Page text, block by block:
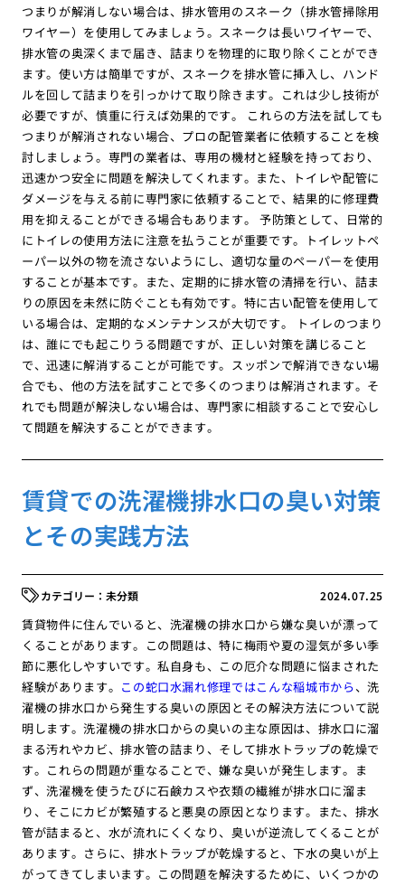
つまりが解消しない場合は、排水管用のスネーク（排水管掃除用
ワイヤー）を使用してみましょう。スネークは長いワイヤーで、
排水管の奥深くまで届き、詰まりを物理的に取り除くことができ
ます。使い方は簡単ですが、スネークを排水管に挿入し、ハンド
ルを回して詰まりを引っかけて取り除きます。これは少し技術が
必要ですが、慎重に行えば効果的です。 これらの方法を試しても
つまりが解消されない場合、プロの配管業者に依頼することを検
討しましょう。専門の業者は、専用の機材と経験を持っており、
迅速かつ安全に問題を解決してくれます。また、トイレや配管に
ダメージを与える前に専門家に依頼することで、結果的に修理費
用を抑えることができる場合もあります。 予防策として、日常的
にトイレの使用方法に注意を払うことが重要です。トイレットペ
ーパー以外の物を流さないようにし、適切な量のペーパーを使用
することが基本です。また、定期的に排水管の清掃を行い、詰ま
りの原因を未然に防ぐことも有効です。特に古い配管を使用して
いる場合は、定期的なメンテナンスが大切です。 トイレのつまり
は、誰にでも起こりうる問題ですが、正しい対策を講じること
で、迅速に解消することが可能です。スッポンで解消できない場
合でも、他の方法を試すことで多くのつまりは解消されます。そ
れでも問題が解決しない場合は、専門家に相談することで安心し
て問題を解決することができます。
賃貸での洗濯機排水口の臭い対策
とその実践方法
2024.07.25
未分類
賃貸物件に住んでいると、洗濯機の排水口から嫌な臭いが漂って
くることがあります。この問題は、特に梅雨や夏の湿気が多い季
節に悪化しやすいです。私自身も、この厄介な問題に悩まされた
経験があります。 この蛇口水漏れ修理ではこんな稲城市から、洗
濯機の排水口から発生する臭いの原因とその解決方法について説
明します。洗濯機の排水口からの臭いの主な原因は、排水口に溜
まる汚れやカビ、排水管の詰まり、そして排水トラップの乾燥で
す。これらの問題が重なることで、嫌な臭いが発生します。ま
ず、洗濯機を使うたびに石鹸カスや衣類の繊維が排水口に溜ま
り、そこにカビが繁殖すると悪臭の原因となります。また、排水
管が詰まると、水が流れにくくなり、臭いが逆流してくることが
あります。さらに、排水トラップが乾燥すると、下水の臭いが上
がってきてしまいます。この問題を解決するために、いくつかの